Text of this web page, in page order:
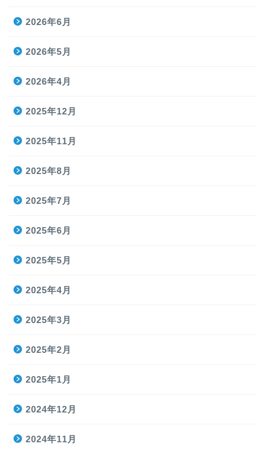
2026年6月
2026年5月
2026年4月
2025年12月
2025年11月
2025年8月
2025年7月
2025年6月
2025年5月
2025年4月
2025年3月
2025年2月
2025年1月
2024年12月
2024年11月